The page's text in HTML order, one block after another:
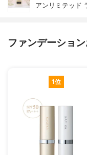
アンリミテッド
ファンデーショ
1位